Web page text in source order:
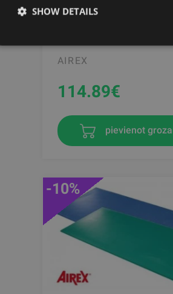
AIREX
114.89€
pievienot
-10%
SHOW DETAILS